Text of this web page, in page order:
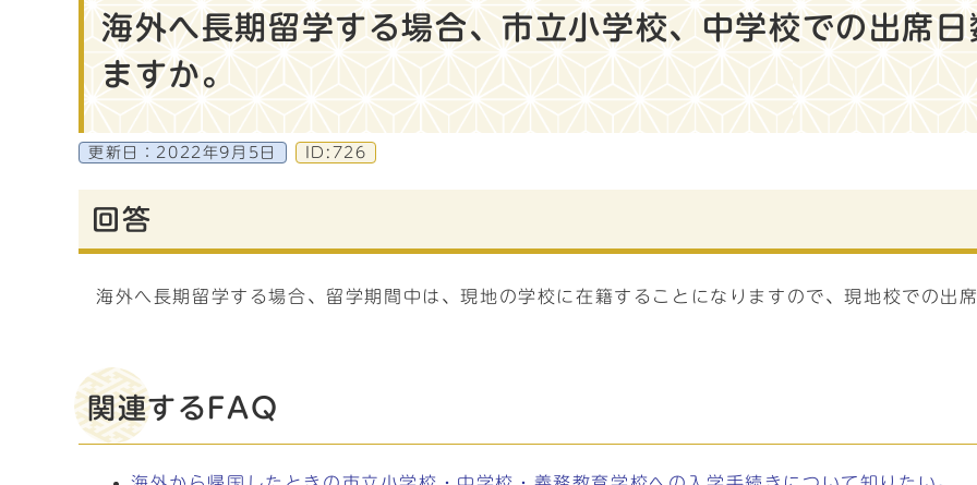
海外へ長期留学する場合、市立小学校、中学校での出席
ますか。
更新日： 2022年9月5日 ID:726
回答
海外へ長期留学する場合、留学期間中は、現地の学校に在籍することになりますので、現地校での出
関連するFAQ